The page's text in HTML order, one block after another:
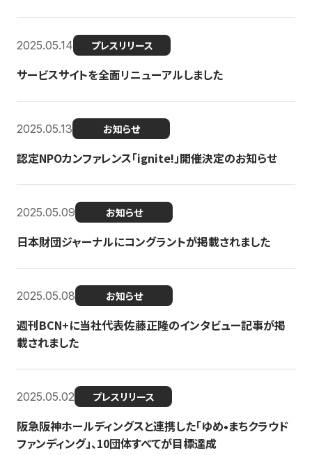
2025.05.14 プレスリリース
サービスサイトを全面リニューアルしました
2025.05.13 お知らせ
認定NPOカンファレンス「ignite!」開催決定のお知らせ
2025.05.09 お知らせ
日本財団ジャーナルにコングラントが掲載されました
2025.05.08 お知らせ
週刊BCN+に当社代表佐藤正隆のインタビュー記事が掲
載されました
2025.05.02 プレスリリース
阪急阪神ホールディングスと連携した「ゆめ•まちクラウド
ファンディング」、10団体すべてが目標達成